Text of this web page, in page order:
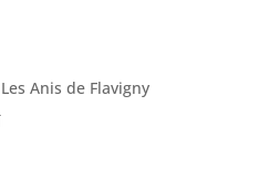
Anis de Flavigny